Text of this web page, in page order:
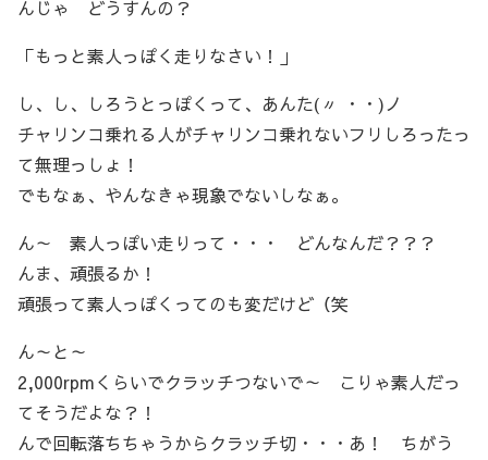
んじゃ どうすんの？
「もっと素人っぽく走りなさい！」
し、し、しろうとっぽくって、あんた(〃 ・・)ノ
チャリンコ乗れる人がチャリンコ乗れないフリしろったっ
て無理っしょ！
でもなぁ、やんなきゃ現象でないしなぁ。
ん～ 素人っぽい走りって・・・ どんなんだ？？？
んま、頑張るか！
頑張って素人っぽくってのも変だけど（笑
ん～と～
2,000rpmくらいでクラッチつないで～ こりゃ素人だっ
てそうだよな？！
んで回転落ちちゃうからクラッチ切・・・あ！ ちがう